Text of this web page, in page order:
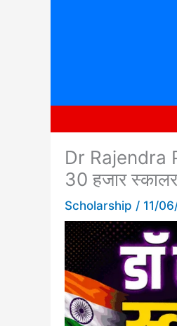
Dr Rajendra
30 हजार
Scholarship / 11/